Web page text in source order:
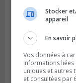
Stocker
appareil
En savoir
Vos données à
informations
uniques et autres
et consultées par